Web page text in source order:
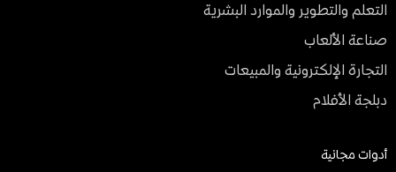
التعلم والتطوير والموارد البشرية
صناعة الألعاب
التجارة الإلكترونية والمبيعات
دبلجة الأفلام
أدوات مجانية